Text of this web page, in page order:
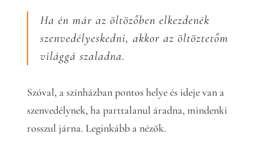
Ha én már az öltözőben elkezdenék
szenvedélyeskedni, akkor az öltöztetőm
világgá szaladna.
Szóval, a színházban pontos helye és ideje van a
szenvedélynek, ha parttalanul áradna, mindenki
rosszul járna. Leginkább a nézők.